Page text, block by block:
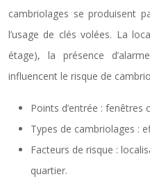
cambriolages se produisent
l’usage de clés volées. La
étage), la présence
influencent le risque de
Points d’entrée :
Types de cambriolages :
Facteurs de risque :
quartier.